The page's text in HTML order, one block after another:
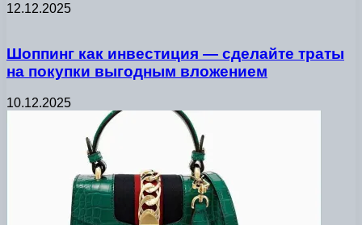
12.12.2025
Шоппинг как инвестиция — сделайте траты
на покупки выгодным вложением
10.12.2025